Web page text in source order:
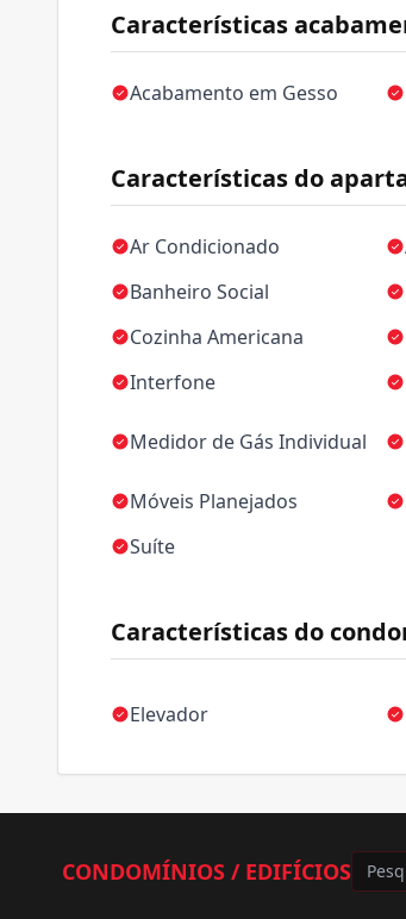
Características
Acabamento em Gesso
Características do
Ar Condicionado
Banheiro Social
Cozinha Americana
Interfone
Medidor de Gás Individual
Móveis Planejados
Suíte
Características do
Elevador
CONDOMÍNIOS / EDIFÍCIOS